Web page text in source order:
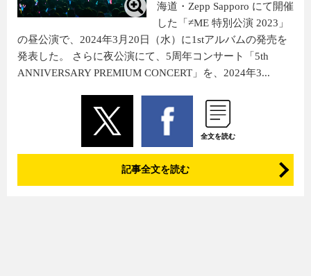
海道・Zepp Sapporo にて開催
した「≠ME 特別公演 2023」
の昼公演で、2024年3月20日（水）に1stアルバムの発売を
発表した。 さらに夜公演にて、5周年コンサート「5th
ANNIVERSARY PREMIUM CONCERT」を、2024年3...
全文を読む
記事全文を読む